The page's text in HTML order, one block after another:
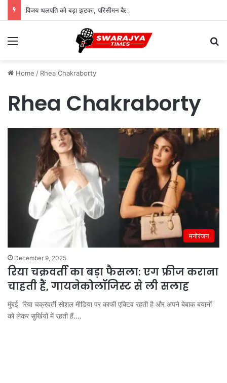
Menu
Home / Rhea Chakraborty
Rhea Chakraborty
मनोरंजन
December 9, 2025
रिया चक्रवर्ती का बड़ा फैसला: एग फ्रीज कराना
चाहती हैं, गायनेकोलॉजिस्ट से ली सलाह
मुंबई रिया चक्रवर्ती सोशल मीडिया पर काफी एक्टिव रहती है और अपने बेबाक बयानों
को लेकर सुर्खियों में रहती हैं.…